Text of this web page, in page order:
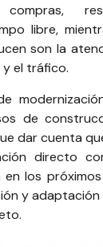
libre,
son la
el tráfico.
de
dar cuenta
directo
los
y